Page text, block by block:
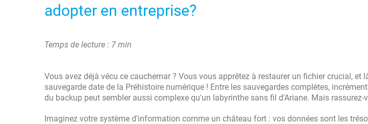
adopter en entreprise?
Temps de lecture : 7 min
Vous avez déjà vécu ce cauchemar ? Vous vous apprêtez à restaurer un fichier crucial, et
sauvegarde date de la Préhistoire numérique ! Entre les sauvegardes complètes,
du backup peut sembler aussi complexe qu'un labyrinthe sans fil d'Ariane. Mais rassurez-
Imaginez votre système d'information comme un château fort : vos données sont les